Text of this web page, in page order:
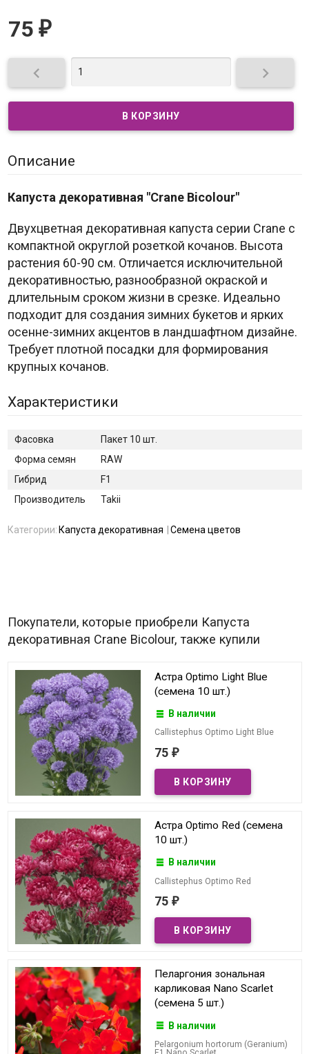
75 ₽
 
Описание
Капуста декоративная "Crane Bicolour"
Двухцветная декоративная капуста серии Crane с
компактной округлой розеткой кочанов. Высота
растения 60-90 см. Отличается исключительной
декоративностью, разнообразной окраской и
длительным сроком жизни в срезке. Идеально
подходит для создания зимних букетов и ярких
осенне-зимних акцентов в ландшафтном дизайне.
Требует плотной посадки для формирования
крупных кочанов.
Характеристики
Фасовка
Пакет 10 шт.
Форма семян
RAW
Гибрид
F1
Производитель
Takii
Категории: Капуста декоративная Семена цветов
Покупатели, которые приобрели Капуста
декоративная Crane Bicolour, также купили
Астра Optimo Light Blue
(семена 10 шт.)
В наличии
Callistephus Optimo Light Blue
75 ₽
Астра Optimo Red (семена
10 шт.)
В наличии
Callistephus Optimo Red
75 ₽
Пеларгония зональная
карликовая Nano Scarlet
(семена 5 шт.)
В наличии
Pelargonium hortorum (Geranium)